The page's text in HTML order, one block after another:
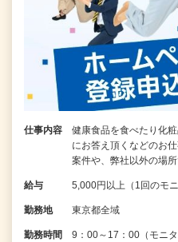
仕事内容
健康食品を食べたり化
にお答え頂くなどのお
案件や、弊社以外の場
給与 5,000円以上（1回のモ
勤務地 東京都全域
勤務時間
9：00～17：00（モニ